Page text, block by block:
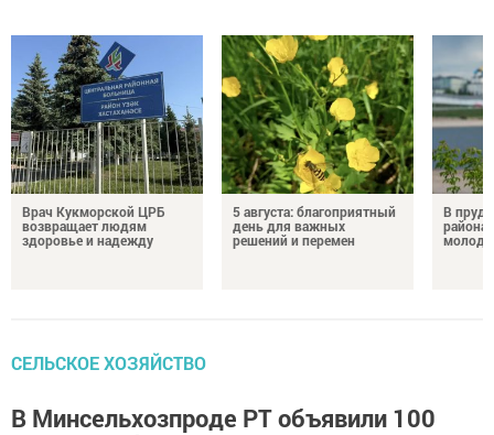
Врач Кукморской ЦРБ
возвращает людям
здоровье и надежду
5 августа: благоприятный
день для важных
решений и перемен
В
района
СЕЛЬСКОЕ ХОЗЯЙСТВО
В Минсельхозпроде РТ объявили 100